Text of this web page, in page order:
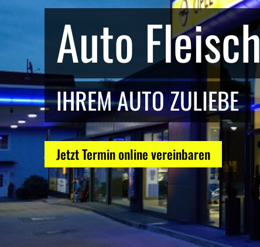
Auto
IHREM AUTO ZULIEBE
Jetzt Termin online vereinbaren